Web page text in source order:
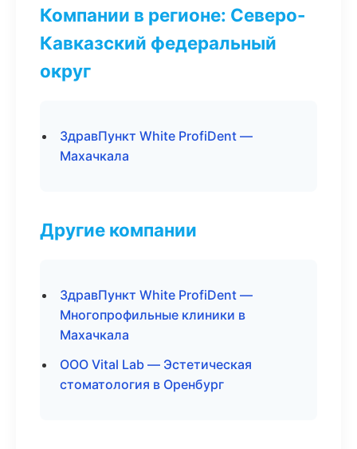
Компании в регионе: Северо-
Кавказский федеральный
округ
ЗдравПункт White ProfiDent —
Махачкала
Другие компании
ЗдравПункт White ProfiDent —
Многопрофильные клиники в
Махачкала
ООО Vital Lab — Эстетическая
стоматология в Оренбург